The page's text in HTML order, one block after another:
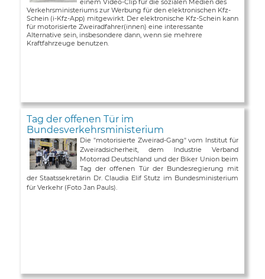
Verkehrsministeriums zur Werbung für den elektronischen Kfz-
Schein (i-Kfz-App) mitgewirkt. Der elektronische Kfz-Schein kann
für motorisierte Zweiradfahrer(innen) eine interessante
Alternative sein, insbesondere dann, wenn sie mehrere
Kraftfahrzeuge benutzen.
Tag der offenen Tür im
Bundesverkehrsministerium
Die "motorisierte Zweirad-Gang" vom Institut für
Zweiradsicherheit, dem Industrie Verband
Motorrad Deutschland und der Biker Union beim
Tag der offenen Tür der Bundesregierung mit
der Staatssekretärin Dr. Claudia Elif Stutz im Bundesministerium
für Verkehr (Foto Jan Pauls).